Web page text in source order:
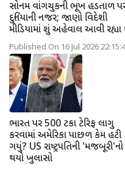
સોનમ વાંગચુકની ભૂખ હડતાળ
દુનિયાની નજર; જાણો વિદેશી
મીડિયામાં શું અહેવાલ આવી
Published On 16 Jul 2026
ભારત પર 500 ટકા ટેરિફ લાગુ
કરવામાં અમેરિકા પાછળ કેમ હટી
ગયું? US રાષ્ટ્રપતિની 'મજબૂરી'નો
થયો ખુલાસો